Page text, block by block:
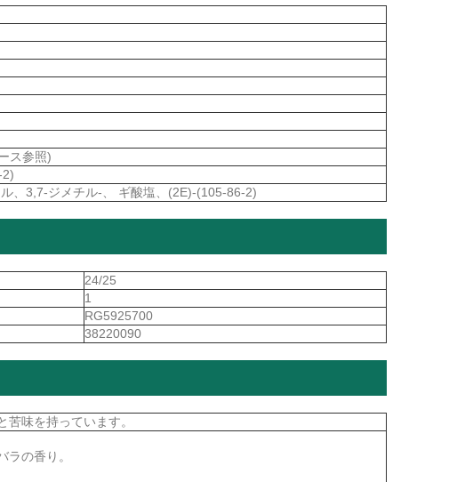
ス参照)
、3,7-ジメチル-、 ギ酸塩、(2E)-(105-86-2)
24/25
1
RG5925700
38220090
味を持っています。
の香り。